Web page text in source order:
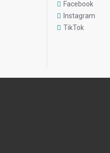
7%
Facebook
Instagram
TikTok
допомогти?